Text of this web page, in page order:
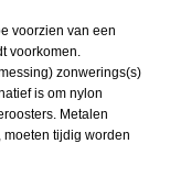
voorzien van een
voorkomen.
zonwerings(s)
is om nylon
Metalen
tijdig worden